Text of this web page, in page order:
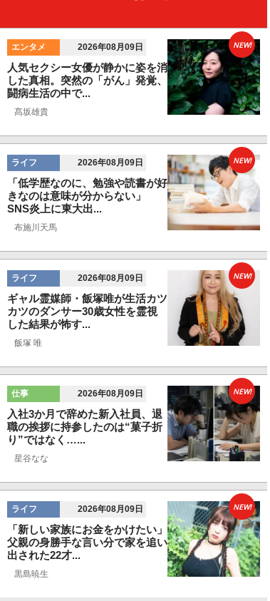
エンタメ 2026年08月09日
人気セクシー女優が静かに姿を消
した真相。突然の「がん」発覚、
闘病生活の中で...
髙坂雄貴
NEW!
ライフ 2026年08月09日
「低学歴なのに、勉強や読書が好
きなのは意味が分からない」
SNS炎上に東大出...
布施川天馬
NEW!
ライフ 2026年08月09日
ギャル霊媒師・飯塚唯が生活カツ
カツのダンサー30歳女性を霊視
した結果が怖す...
飯塚 唯
NEW!
仕事 2026年08月09日
入社3か月で辞めた新入社員、退
職の挨拶に持参したのは“菓子折
り”ではなく…...
星谷なな
NEW!
ライフ 2026年08月09日
「新しい家族にお金をかけたい」
父親の身勝手な言い分で家を追い
出された22才...
黒島暁生
NEW!